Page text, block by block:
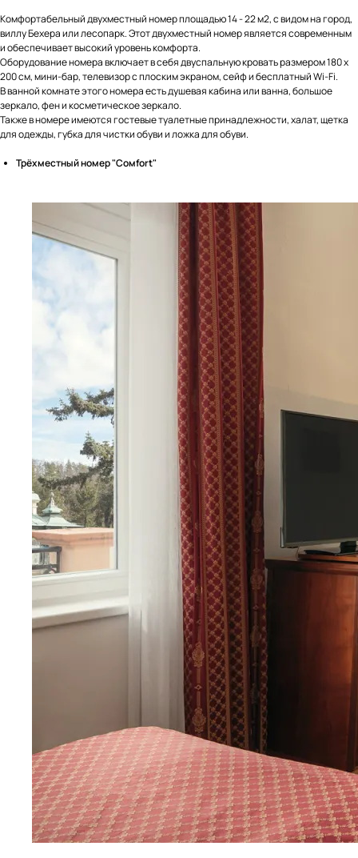
Комфортабельный двухместный номер площадью 14 - 22 м2, с видом на город,
виллу Бехера или лесопарк. Этот двухместный номер является современным
и обеспечивает высокий уровень комфорта.
Оборудование номера включает в себя двуспальную кровать размером 180 x
200 см, мини-бар, телевизор с плоским экраном, сейф и бесплатный Wi-Fi.
В ванной комнате этого номера есть душевая кабина или ванна, большое
зеркало, фен и косметическое зеркало.
Также в номере имеются гостевые туалетные принадлежности, халат, щетка
для одежды, губка для чистки обуви и ложка для обуви.
Трёхместный номер "Cомfort"